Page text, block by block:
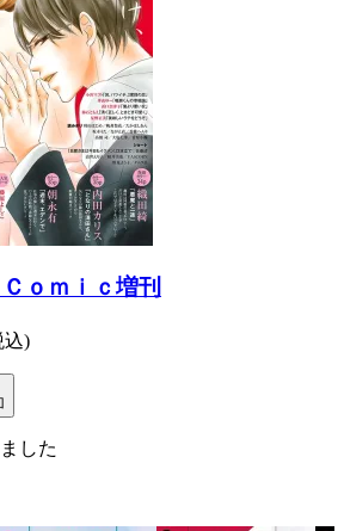
ｏｍｉｃ増刊
込)
した